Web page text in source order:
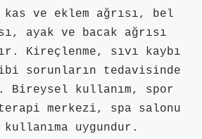
​​kas ve eklem ağrısı, bel
ayak ve bacak ağrısı
Kireçlenme, sıvı kaybı
sorunların tedavisinde
Bireysel kullanım, spor
merkezi, spa salonu
uygundur.